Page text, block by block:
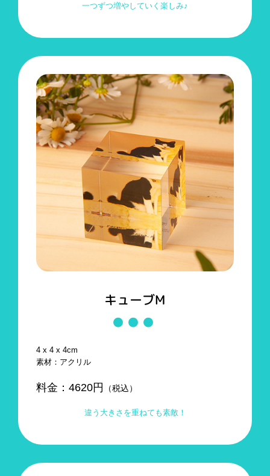
一つずつ増やしていく楽しみ♪
キューブM
4 x 4 x 4cm
素材：アクリル
料金： 4620円 （税込）
違う大きさを重ねても素敵！